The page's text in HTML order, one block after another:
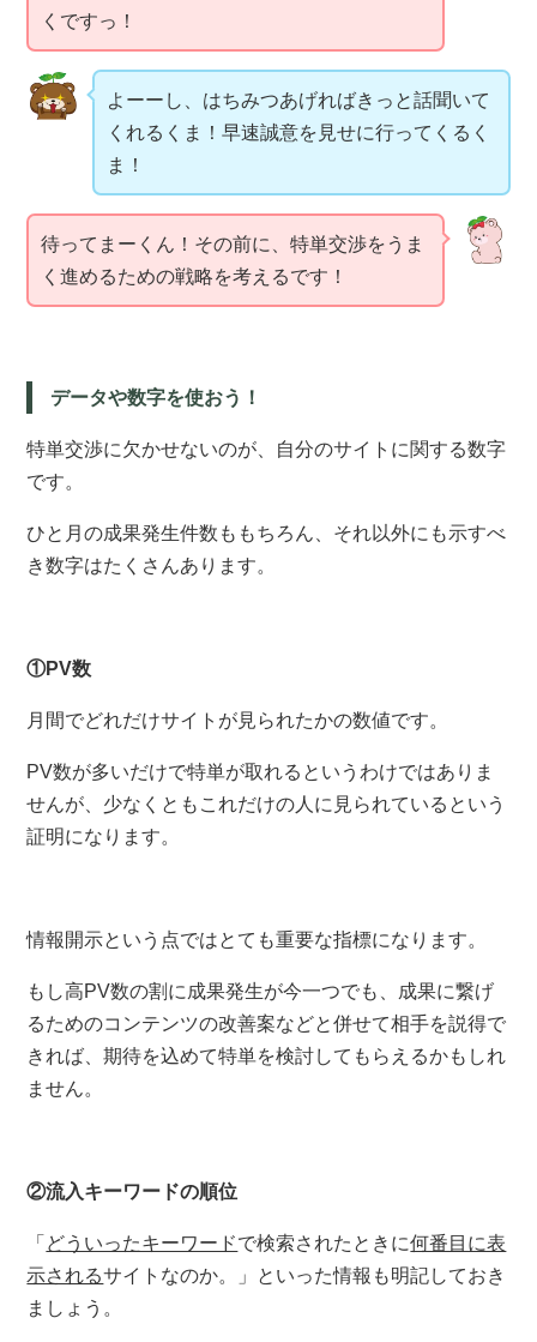
くですっ！
よーーし、はちみつあげればきっと話聞いて
くれるくま！早速誠意を見せに行ってくるく
ま！
待ってまーくん！その前に、特単交渉をうま
く進めるための戦略を考えるです！
データや数字を使おう！
特単交渉に欠かせないのが、自分のサイトに関する数字
です。
ひと月の成果発生件数ももちろん、それ以外にも示すべ
き数字はたくさんあります。
①PV数
月間でどれだけサイトが見られたかの数値です。
PV数が多いだけで特単が取れるというわけではありま
せんが、少なくともこれだけの人に見られているという
証明になります。
情報開示という点ではとても重要な指標になります。
もし高PV数の割に成果発生が今一つでも、成果に繋げ
るためのコンテンツの改善案などと併せて相手を説得で
きれば、期待を込めて特単を検討してもらえるかもしれ
ません。
②流入キーワードの順位
「 どういったキーワードで検索されたときに何番目に表
示されるサイトなのか。」といった情報も明記しておき
ましょう。